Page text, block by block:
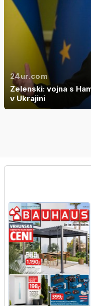
24ur.com
Zelenski: vojna s
v Ukrajini